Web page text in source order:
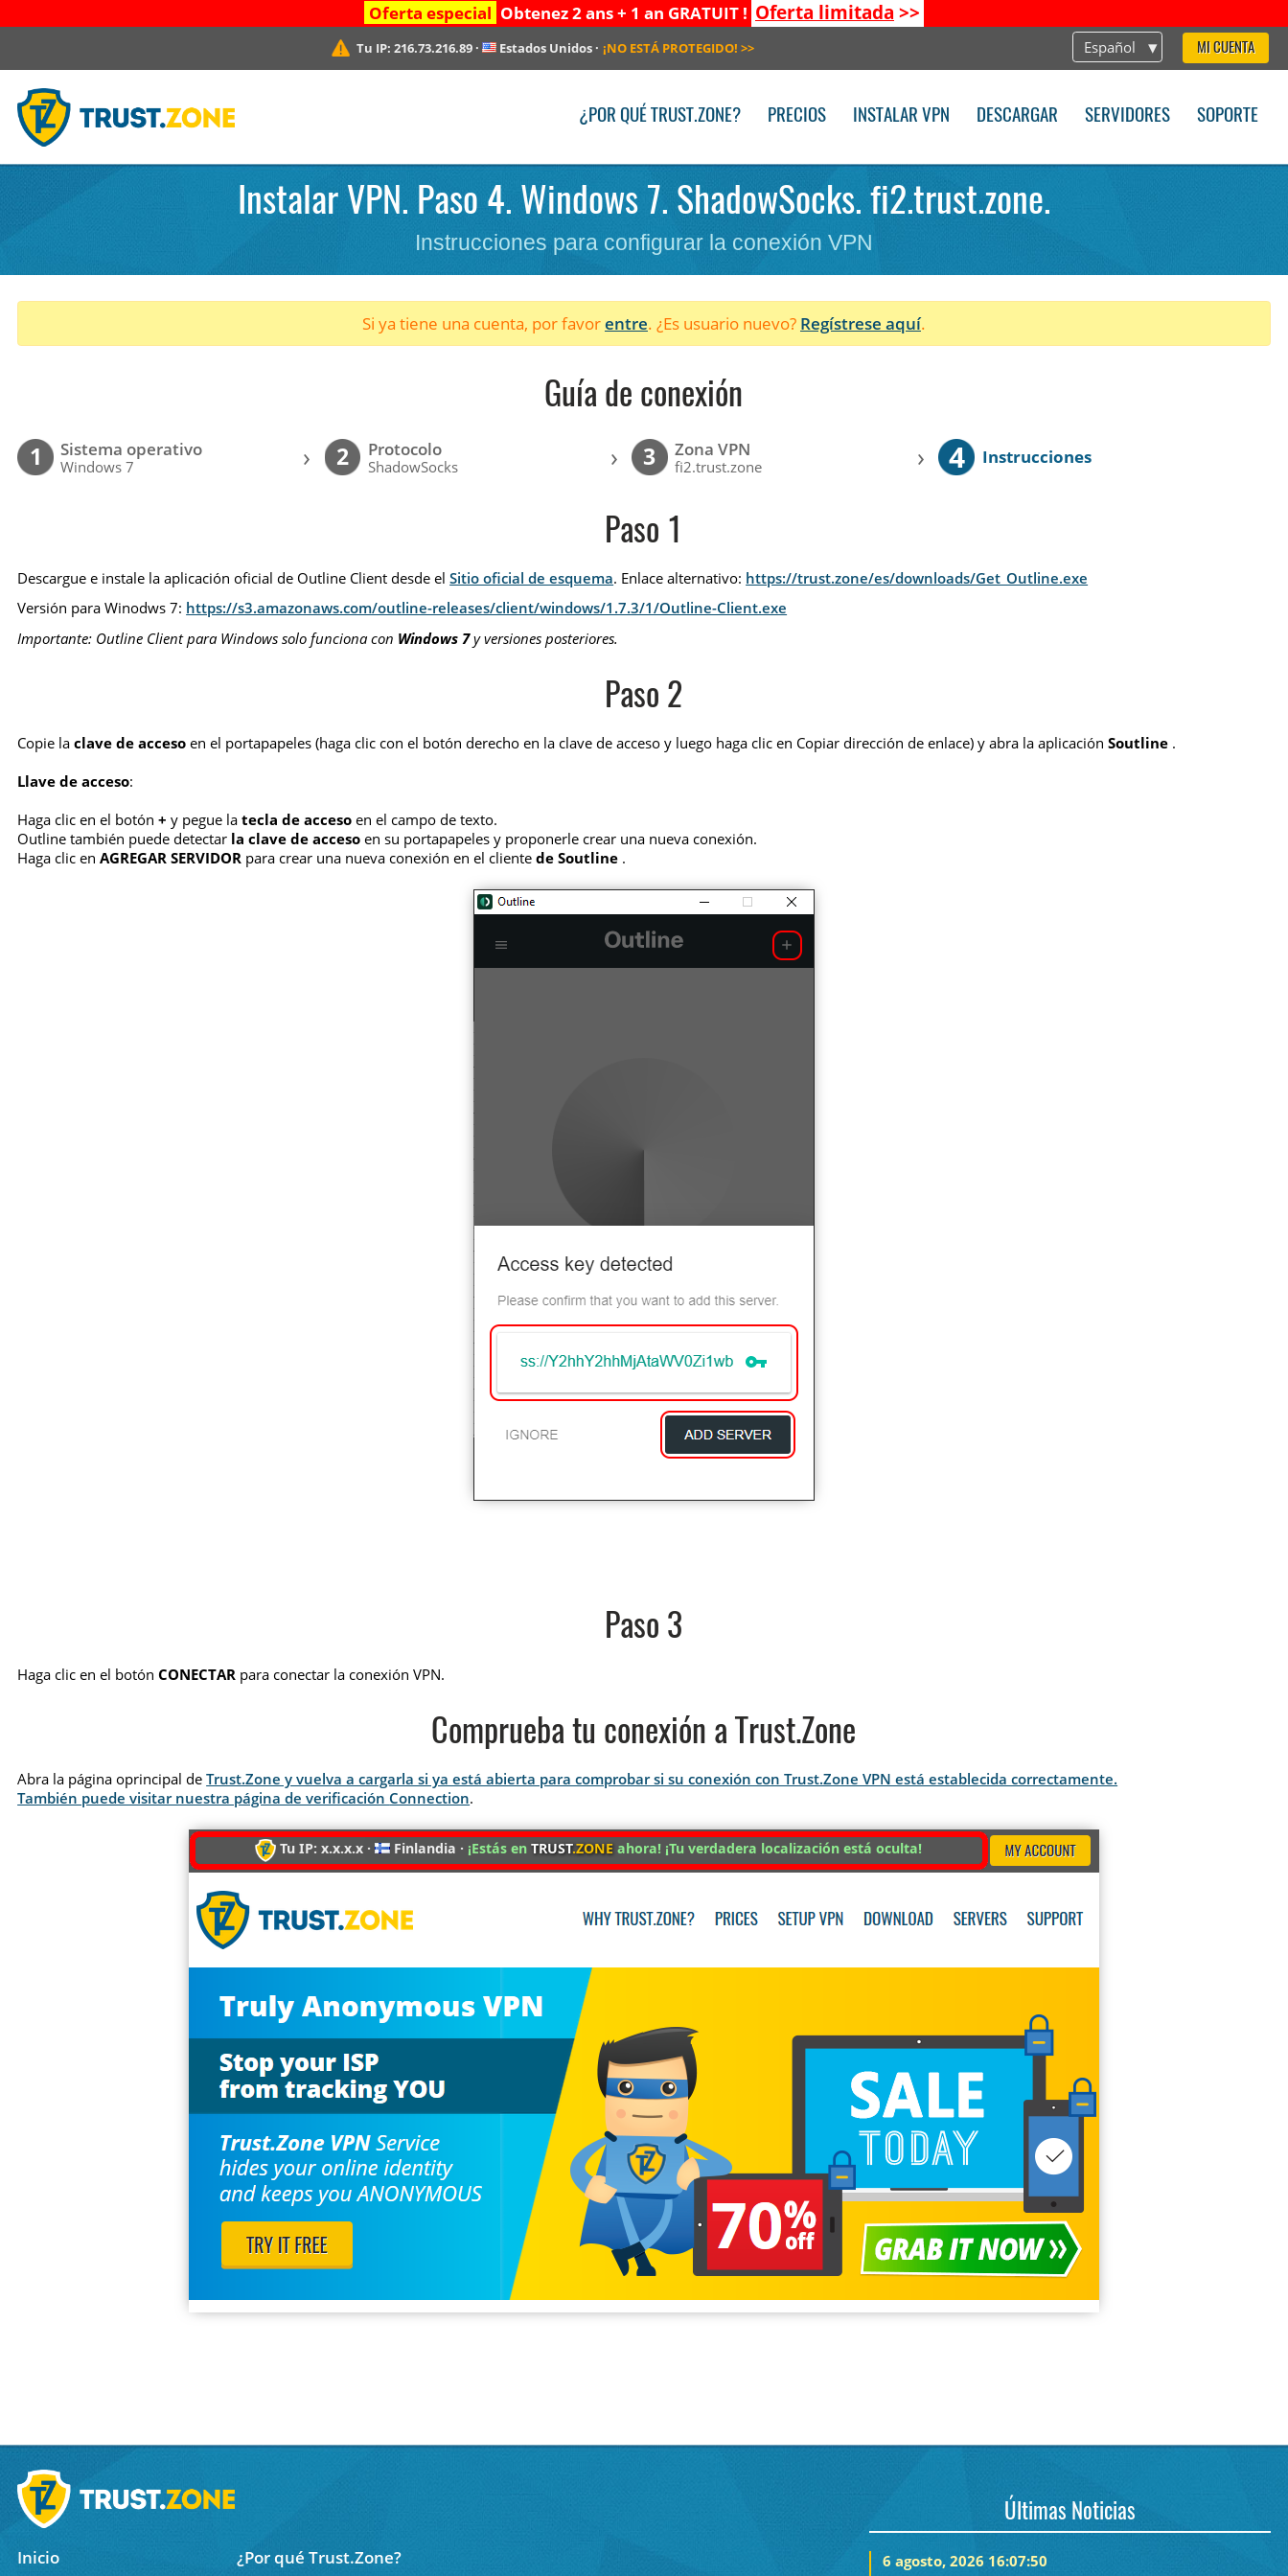
Oferta especial Obtenez 2 ans + 1 an GRATUIT ! Oferta limitada >>
Español MI CUENTA
Tu IP:216.73.216.89 · Estados Unidos · ¡NO ESTÁ PROTEGIDO! >>
¿POR QUÉ TRUST.ZONE? PRECIOS INSTALAR VPN DESCARGAR SERVIDORES SOPORTE
Instalar VPN. Paso 4. Windows 7. ShadowSocks. fi2.trust.zone.
Instrucciones para configurar la conexión VPN
Si ya tiene una cuenta, por favorentre. ¿Es usuario nuevo? Regístrese aquí.
Guía de conexión
1 Sistema operativo
Windows 7 › 2 Protocolo
ShadowSocks › 3 Zona VPN
fi2.trust.zone › 4 Instrucciones
Paso 1
Descargue e instale la aplicación oficial de Outline Client desde elSitio oficial de esquema. Enlace alternativo: https://trust.zone/es/downloads/Get_Outline.exe
Versión para Winodws 7: https://s3.amazonaws.com/outline-releases/client/windows/1.7.3/1/Outline-Client.exe
Importante: Outline Client para Windows solo funciona con Windows 7y versiones posteriores.
Paso 2
Copie laclave de acceso en el portapapeles (haga clic con el botón derecho en la clave de acceso y luego haga clic en Copiar dirección de enlace) y abra la aplicaciónSoutline .
Llave de acceso:
Haga clic en el botón+ y pegue latecla de acceso en el campo de texto.
Outline también puede detectar la clave de acceso en su portapapeles y proponerle crear una nueva conexión.
Haga clic enAGREGAR SERVIDOR para crear una nueva conexión en el clientede Soutline .
Paso 3
Haga clic en el botónCONECTAR para conectar la conexión VPN.
Comprueba tu conexión a Trust.Zone
Abra la página oprincipal deTrust.Zone y vuelva a cargarla si ya está abierta para comprobar si su conexión con Trust.Zone VPN está establecida correctamente.
También puede visitar nuestra página de verificación Connection.
Tu IP: x.x.x.x · Finlandia · ¡Estás enTRUST.ZONE ahora! ¡Tu verdadera localización está oculta!
Inicio ¿Por qué Trust.Zone?
Últimas Noticias
6 agosto, 2026 16:07:50